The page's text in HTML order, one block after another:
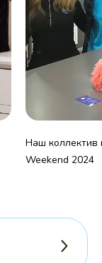
Наш
Weekend 2024